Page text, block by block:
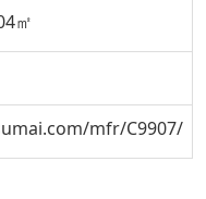
㎡
mfr/C9907/